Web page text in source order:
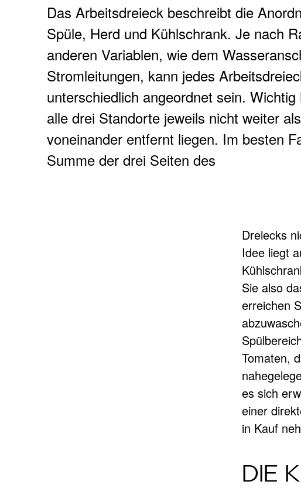
Das Arbeitsdreieck beschreibt die
Spüle, Herd und Kühlschrank. Je nach
anderen Variablen, wie dem
Stromleitungen, kann jedes
unterschiedlich angeordnet sein. Wichtig
alle drei Standorte jeweils nicht weiter
voneinander entfernt liegen. Im besten
Summe der drei Seiten des
Dreiecks
Idee liegt
Sie also
erreichen
Tomaten,
es sich
einer
in Kauf
DIE